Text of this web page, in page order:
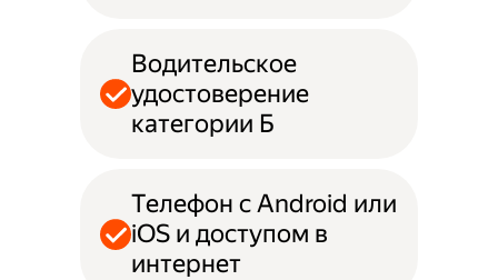
Водительское
удостоверение
категории Б
Телефон с Android или
iOS и доступом в
интернет